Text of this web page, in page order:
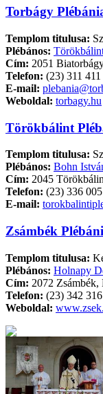
Torbágy
Templom titulusa:
Plébános:
Cím: 2051
Telefon: (23) 311 411
E-mail:
Weboldal: torbagy.hu
Törökbálint
Templom titulusa:
Plébános: Bohn
Cím: 2045
Telefon: (23) 336 005
E-mail:
Zsámbék
Templom titulusa:
Plébános: Holnapy
Cím: 2072 Zsámbék,
Telefon: (23) 342 316
Weboldal: